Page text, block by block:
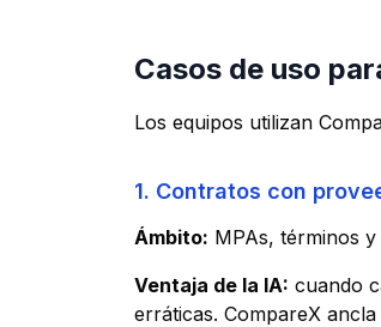
Casos de uso
Los equipos utilizan
1. Contratos con
Ámbito: MPAs, términos
Ventaja de la IA: cuando
erráticas. CompareX